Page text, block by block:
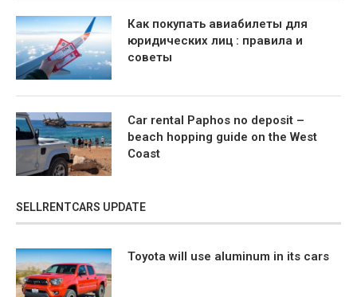
Как покупать авиабилеты для
юридических лиц : правила и
советы
Car rental Paphos no deposit –
beach hopping guide on the West
Coast
SELLRENTCARS UPDATE
Toyota will use aluminum in its cars